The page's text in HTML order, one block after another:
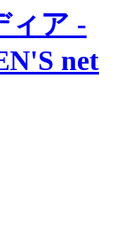
ィア -
net